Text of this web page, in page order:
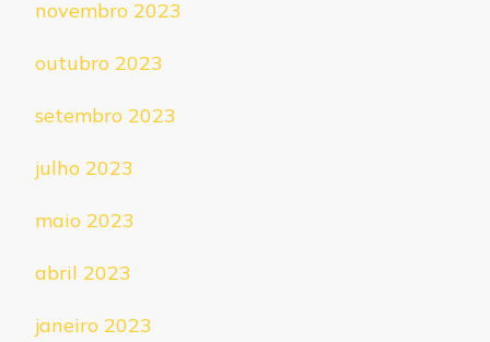
novembro 2023
outubro 2023
setembro 2023
julho 2023
maio 2023
abril 2023
janeiro 2023